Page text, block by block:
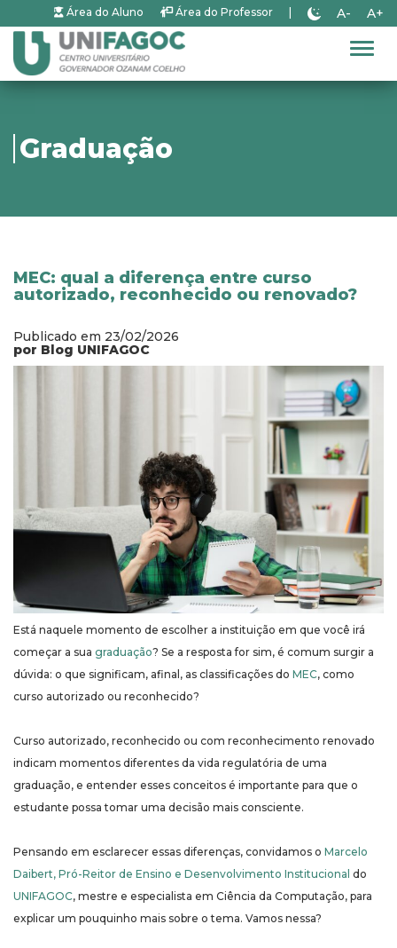
Área do Aluno Área do Professor A- A+
Graduação
MEC: qual a diferença entre curso
autorizado, reconhecido ou renovado?
Publicado em 23/02/2026
por Blog UNIFAGOC
Está naquele momento de escolher a instituição em que você irá
começar a sua graduação? Se a resposta for sim, é comum surgir a
dúvida: o que significam, afinal, as classificações do MEC, como
curso autorizado ou reconhecido?
Curso autorizado, reconhecido ou com reconhecimento renovado
indicam momentos diferentes da vida regulatória de uma
graduação, e entender esses conceitos é importante para que o
estudante possa tomar uma decisão mais consciente.
Pensando em esclarecer essas diferenças, convidamos o Marcelo
Daibert, Pró-Reitor de Ensino e Desenvolvimento Institucional do
UNIFAGOC, mestre e especialista em Ciência da Computação, para
explicar um pouquinho mais sobre o tema. Vamos nessa?